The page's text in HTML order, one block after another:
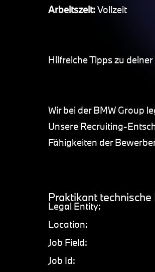
Arbeitszeit:Vollzeit
Hilfreiche Tipps zu
Wir bei der BMW Group
Unsere Recruiting-
Fähigkeiten der
Praktikant
Legal Entity:
Location:
Job Field:
Job Id: